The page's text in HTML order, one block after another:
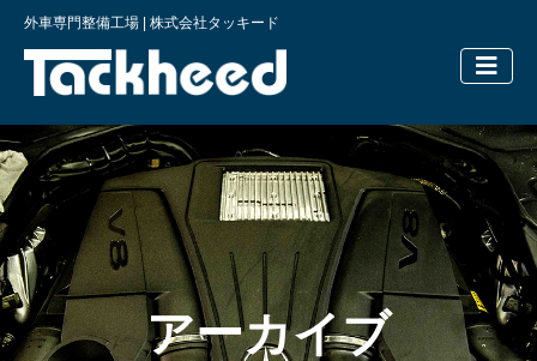
外車専門整備工場 | 株式会社タッキード
横浜の外
アーカイブ